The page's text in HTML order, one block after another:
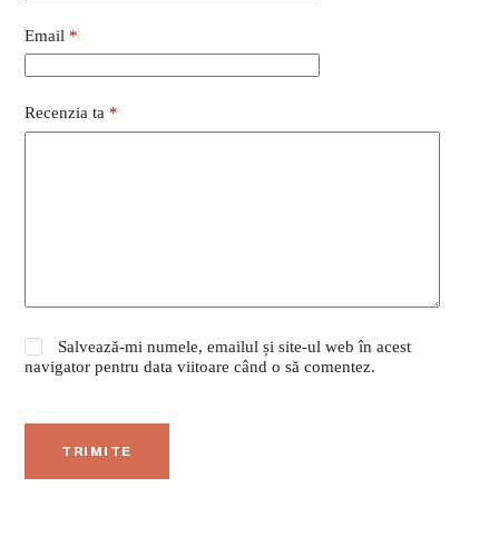
Email *
Recenzia ta *
Salvează-mi numele, emailul și site-ul web în acest
navigator pentru data viitoare când o să comentez.
TRIMITE